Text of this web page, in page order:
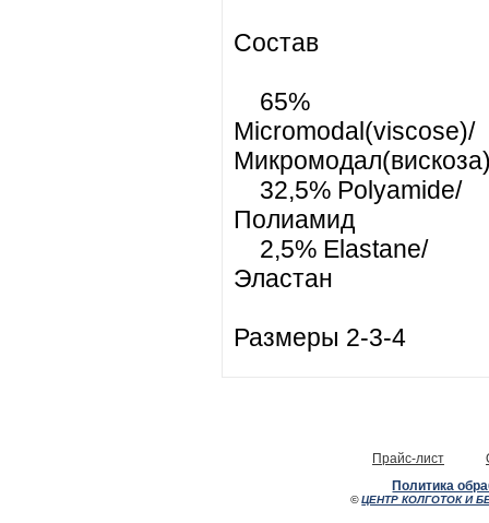
Состав
65%
Micromodal(viscose)/
32,5% Polyamide/
Полиамид
2,5% Elastane/
Эластан
Размеры 2-3-4
Прайс-лист
Политика
©ЦЕНТР КОЛГОТОК И